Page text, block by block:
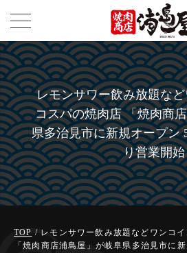
レモンサワー飲み放題な
コスパの焼肉店 「焼肉商
県多治見市に新規オープン
り営業開始
TOP / レモンサワー飲み放題などワンコ
「焼肉商店浦島屋」が岐阜県多治見市に